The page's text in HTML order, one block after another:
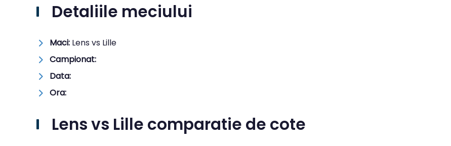
Detaliile meciului
Maci: Lens vs Lille
Campionat:
Data:
Ora:
Lens vs Lille comparatie de cote